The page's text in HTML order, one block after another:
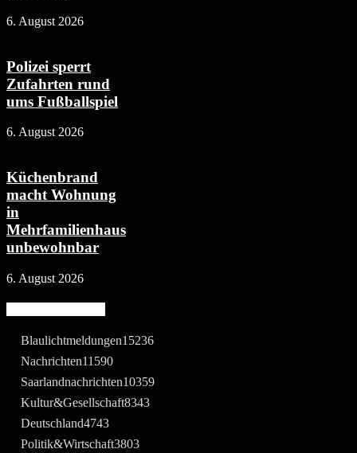
6. August 2026
Polizei sperrt
Zufahrten rund
ums Fußballspiel
6. August 2026
Küchenbrand
macht Wohnung
in
Mehrfamilienhaus
unbewohnbar
6. August 2026
Blaulichtmeldungen15236
Nachrichten11590
Saarlandnachrichten10359
Kultur&Gesellschaft8343
Deutschland4743
Politik&Wirtschaft3803